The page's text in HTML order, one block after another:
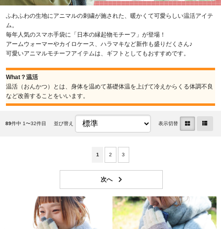
ふわふわの生地にアニマルの刺繍が施された、暖かくて可愛らしい温活アイテ
ム。
毎年人気のスマホ手袋に「日本の縁起物モチーフ」が登場！
アームウォーマーやカイロケース、ハラマキなど新作も盛りだくさん♪
可愛いアニマルモチーフアイテムは、ギフトとしてもおすすめです。
What？温活
温活（おんかつ）とは、身体を温めて基礎体温を上げて冷えからくる体調不良
など改善することをいいます。
89件中 1〜32件目 並び替え 表示切替
1 2 3